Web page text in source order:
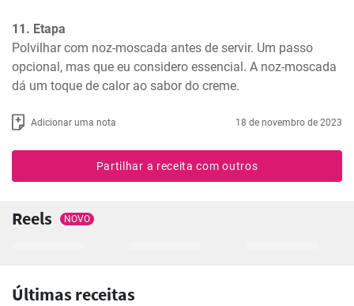
11. Etapa
Polvilhar com noz-moscada antes de servir. Um passo
opcional, mas que eu considero essencial. A noz-moscada
dá um toque de calor ao sabor do creme.
Adicionar uma nota 18 de novembro de 2023
Partilhar a receita com outros
Reels NOVO
Últimas receitas